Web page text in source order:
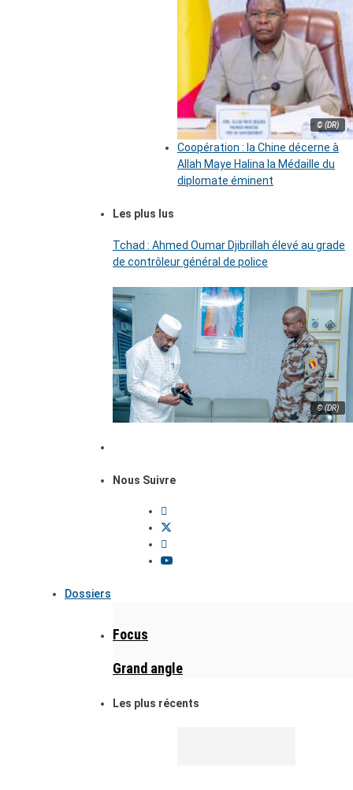
© (DR)
Coopération : la Chine décerne à
Allah Maye Halina la Médaille du
diplomate éminent
Les plus lus
Tchad : Ahmed Oumar Djibrillah élevé au grade
de contrôleur général de police
© (DR)
Nous Suivre
Dossiers
Focus
Grand angle
Les plus récents